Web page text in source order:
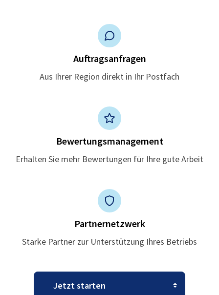
Auftragsanfragen
Aus Ihrer Region direkt in Ihr Postfach
Bewertungsmanagement
Erhalten Sie mehr Bewertungen für Ihre gute Arbeit
Partnernetzwerk
Starke Partner zur Unterstützung Ihres Betriebs